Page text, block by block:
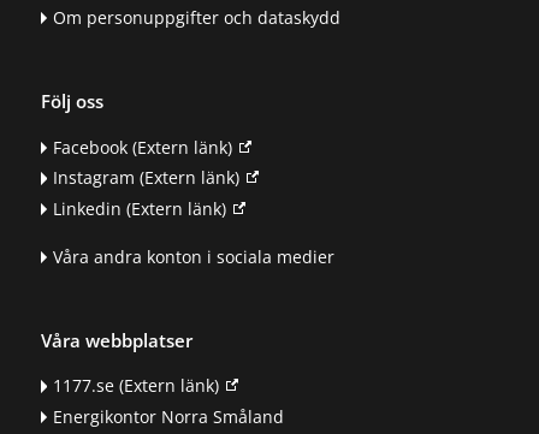
Om personuppgifter och dataskydd
Följ oss
Facebook(Extern länk)
Instagram (Extern länk)
Linkedin (Extern länk)
Våra andra konton i sociala medier
Våra webbplatser
1177.se(Extern länk)
Energikontor Norra Småland